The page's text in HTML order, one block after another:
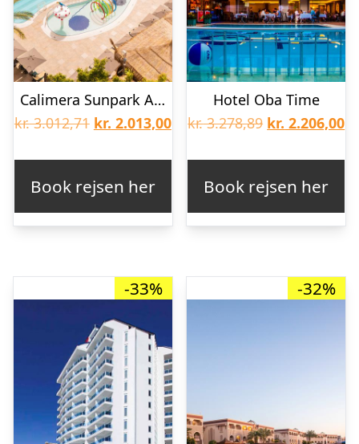
Calimera Sunpark Alanya
kr.3.012,71 Den
var:
kr. 3.012,71.
kr. 2.013,00Den
kr. 2.013,00.
Book rejsen her
Hotel Oba Time
kr.3.278,89 Den
var:
kr. 3.278,89.
kr. 2.206,00
Book rejsen her
-33% -32%